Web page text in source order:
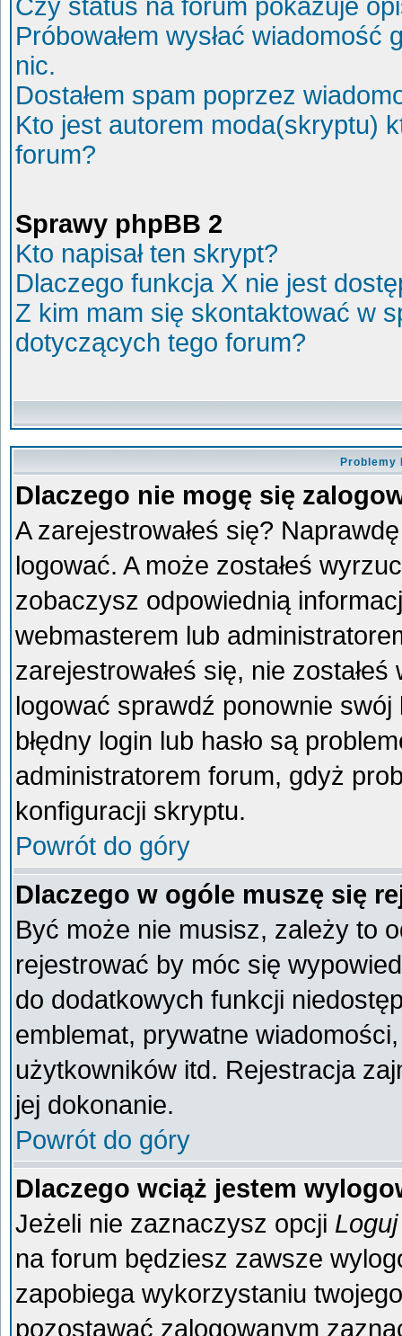
Czy status na forum pokazuje
Próbowałem wysłać
nic.
Dostałem spam poprzez
Kto jest autorem moda(skryptu)
forum?
Sprawy phpBB 2
Kto napisał ten skrypt?
Dlaczego funkcja X nie jest
Z kim mam się skontaktować w
dotyczących tego forum?
Problemy
Dlaczego nie mogę się
A zarejestrowałeś się?
logować. A może zostałeś
zobaczysz odpowiednią
webmasterem lub
zarejestrowałeś się, nie
logować sprawdź ponownie swój
błędny login lub hasło są
administratorem forum, gdyż
konfiguracji skryptu.
Powrót do góry
Dlaczego w ogóle muszę się
Być może nie musisz, zależy to
rejestrować by móc się
do dodatkowych funkcji
emblemat, prywatne
użytkowników itd. Rejestracja
jej dokonanie.
Powrót do góry
Dlaczego wciąż jestem
Jeżeli nie zaznaczysz opcji
na forum będziesz zawsze
zapobiega wykorzystaniu
pozostawać zalogowanym